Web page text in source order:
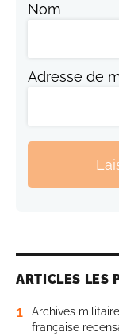
Nom
Adresse de
ARTICLES LES
1
Archives
française